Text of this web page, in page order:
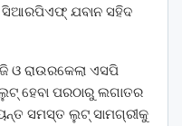
ଯବାନ ସହିଦ
ରାଉରକେଲା ଏସପି
ହେବା ପରଠାରୁ ଲଗାତର
ସମସ୍ତ ଲୁଟ୍ ସାମଗ୍ରୀକୁ